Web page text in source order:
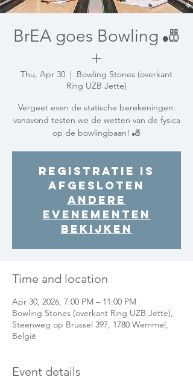
BrEA goes Bowling 🎳
+
Thu, Apr 30
  |
Bowling Stones (overkant
Ring UZB Jette)
Vergeet even de statische berekeningen:
vanavond testen we de wetten van de fysica
op de bowlingbaan! 🎳
Registratie is
afgesloten
Andere
evenementen
bekijken
Time and location
Apr 30, 2026, 7:00 PM – 11:00 PM
Bowling Stones (overkant Ring UZB Jette),
Steenweg op Brussel 397, 1780 Wemmel,
België
Event details